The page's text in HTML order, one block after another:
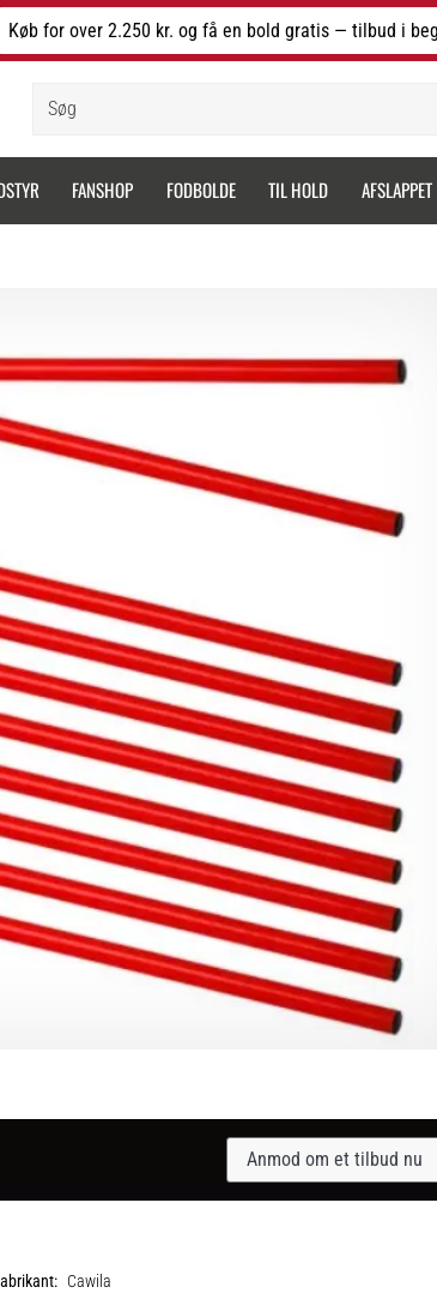
Køb for over 2.250 kr. og få en bold gratis — tilbud i
FANSHOP FODBOLDE TIL HOLD AFSLAPPET
Anmod om et tilbud nu
Cawila